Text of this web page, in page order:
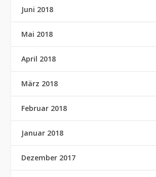
Juni 2018
Mai 2018
April 2018
März 2018
Februar 2018
Januar 2018
Dezember 2017